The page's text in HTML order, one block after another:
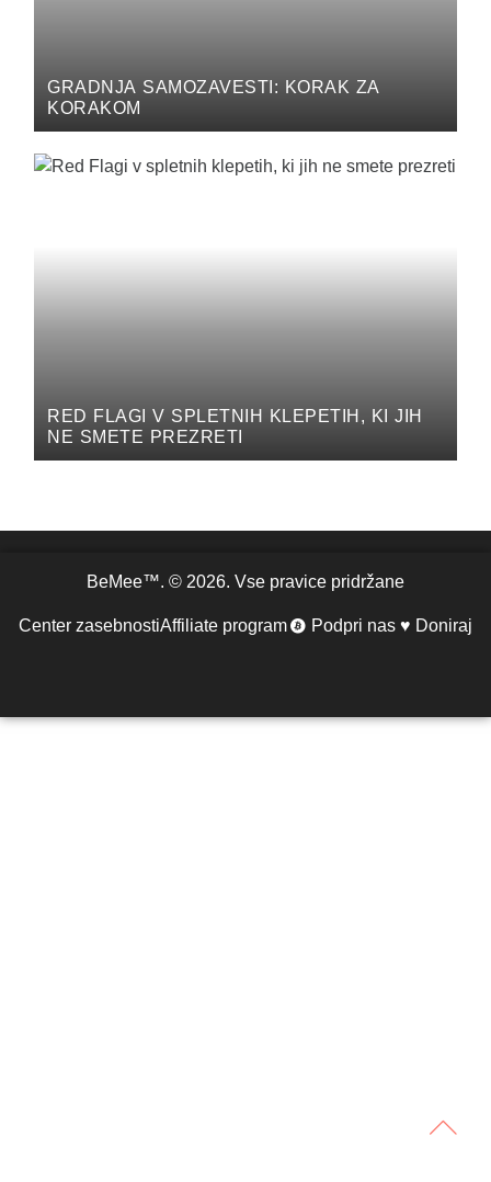
GRADNJA SAMOZAVESTI: KORAK ZA
KORAKOM
RED FLAGI V SPLETNIH KLEPETIH, KI JIH
NE SMETE PREZRETI
BeMee™. © 2026. Vse pravice pridržane
Center zasebnostiAffiliate program Podpri nas ♥ Doniraj